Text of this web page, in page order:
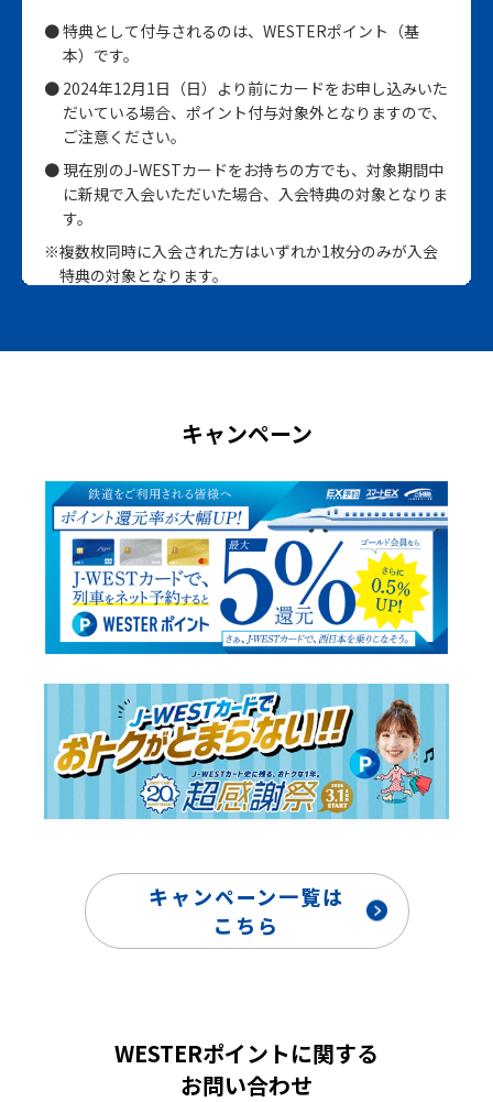
特典として付与されるのは、WESTERポイント（基
本）です。
2024年12月1日（日）より前にカードをお申し込みいた
だいている場合、ポイント付与対象外となりますので、
ご注意ください。
現在別のJ-WESTカードをお持ちの方でも、対象期間中
に新規で入会いただいた場合、入会特典の対象となりま
す。
※複数枚同時に入会された方はいずれか1枚分のみが入会
特典の対象となります。
※複数枚入会した場合、先に入会したカードが入会特典の
は、J-WESTゴールドカードへ券種変更された際、ゴー
※J-WESTカードで入会特典が付与されていない場合は、
J-WESTゴールドカードの入会特典（4,000ポイント）を
付与いたします。
入会時にJ-WESTカードで入会特典（2,000ポイント）
が付与されており、その後J-WESTゴールドカードへ券
種変更された場合、入会特典を付与した券種で判定いた
します。
※この場合、J-WESTカード分の利用特典（3,000ポイン
ト）を付与いたします。
対象期間中の入会特典は、1つのWESTER IDにつき1回
のみとなります。
J-WESTゴールドカードへの券種変更は資料請求、お申
し込みから審査完了（入会）まで約3～4週間かかりま
新規にJ-WESTカードをお申し込みのお客様は、J-
WESTカードがお手元に届きましたらカードに記載され
ている12桁のWESTER IDで本特典へのエントリーをお
願いいたします。
J-WESTカードご入会の特典について
J-WESTカードの本会員様のみが入会特典の対象です。
キャンペーン
キャンペーン一覧は
こちら
WESTERポイントに関する
お問い合わせ